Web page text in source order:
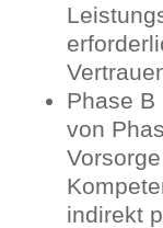
Phase B
von
indirekt